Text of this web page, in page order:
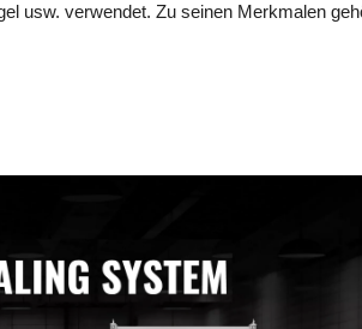
usw. verwendet. Zu seinen Merkmalen